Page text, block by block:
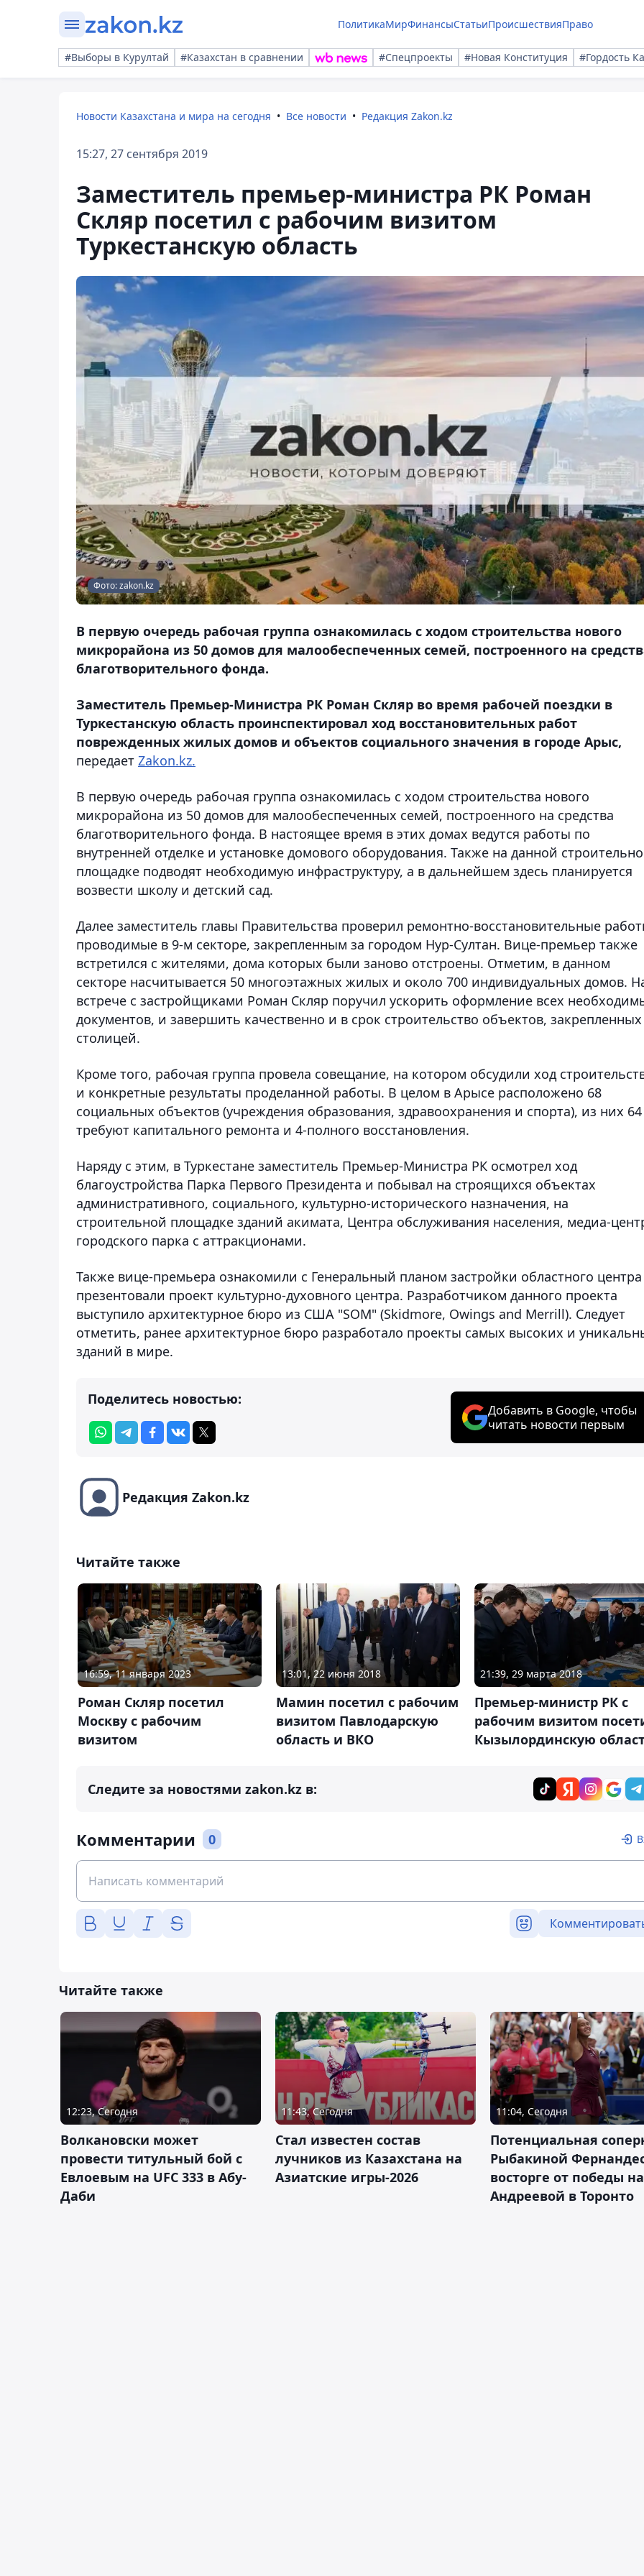
ПолитикаМирФинансыСтатьиПроисшествияПраво
#Выборы в Курултай #Казахстан в сравнении #Спецпроекты #Новая Конституция #Гордость
Новости Казахстана и мира на сегодня Все новости Редакция Zakon.kz
15:27, 27 сентября 2019
Заместитель премьер-министра РК Роман
Скляр посетил с рабочим визитом
Туркестанскую область
Фото: zakon.kz
В первую очередь рабочая группа ознакомилась с ходом строительства нового
микрорайона из 50 домов для малообеспеченных семей, построенного на
благотворительного фонда.
Заместитель Премьер-Министра РК Роман Скляр во время рабочей поездки в
Туркестанскую область проинспектировал ход восстановительных работ
поврежденных жилых домов и объектов социального значения в городе Арыс,
передает Zakon.kz.
В первую очередь рабочая группа ознакомилась с ходом строительства нового
микрорайона из 50 домов для малообеспеченных семей, построенного на средства
благотворительного фонда. В настоящее время в этих домах ведутся работы по
внутренней отделке и установке домового оборудования. Также на данной
площадке подводят необходимую инфраструктуру, а в дальнейшем здесь планируется
возвести школу и детский сад.
Далее заместитель главы Правительства проверил ремонтно-восстановительные
проводимые в 9-м секторе, закрепленным за городом Нур-Султан. Вице-премьер также
встретился с жителями, дома которых были заново отстроены. Отметим, в данном
секторе насчитывается 50 многоэтажных жилых и около 700 индивидуальных домов.
встрече с застройщиками Роман Скляр поручил ускорить оформление всех
документов, и завершить качественно и в срок строительство объектов, закрепленных
столицей.
Кроме того, рабочая группа провела совещание, на котором обсудили ход
и конкретные результаты проделанной работы. В целом в Арысе расположено 68
социальных объектов (учреждения образования, здравоохранения и спорта), из них 64
требуют капитального ремонта и 4-полного восстановления.
Наряду с этим, в Туркестане заместитель Премьер-Министра РК осмотрел ход
благоустройства Парка Первого Президента и побывал на строящихся объектах
административного, социального, культурно-исторического назначения, на
строительной площадке зданий акимата, Центра обслуживания населения, медиа-
городского парка с аттракционами.
Также вице-премьера ознакомили с Генеральный планом застройки областного
презентовали проект культурно-духовного центра. Разработчиком данного проекта
выступило архитектурное бюро из США "SOM" (Skidmore, Owings and Merrill). Следует
отметить, ранее архитектурное бюро разработало проекты самых высоких и
зданий в мире.
Поделитесь новостью:
Добавить в Google, чтобы
читать новости первым
Редакция Zakon.kz
Читайте также
16:59, 11 января 2023
Роман Скляр посетил
Москву с рабочим
визитом
13:01, 22 июня 2018
Мамин посетил с рабочим
визитом Павлодарскую
область и ВКО
21:39, 29 марта 2018
Премьер-министр РК с
рабочим визитом
Кызылординскую
Следите за новостями zakon.kz в:
Комментарии 0
Читайте также
12:23, Сегодня
Волкановски может
провести титульный бой с
Евлоевым на UFC 333 в Абу-
Даби
11:43, Сегодня
Стал известен состав
лучников из Казахстана на
Азиатские игры-2026
11:04, Сегодня
Потенциальная
Рыбакиной
восторге от победы
Андреевой в Торонто